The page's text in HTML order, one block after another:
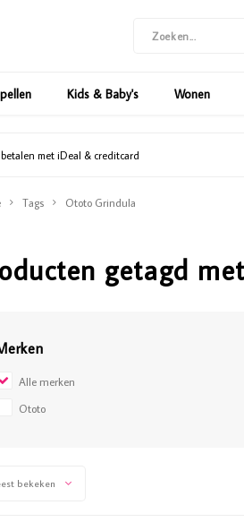
Kids & Baby's Wonen
met iDeal & creditcard
Tags Ototo Grindula
getagd
Alle merken
Ototo
bekeken